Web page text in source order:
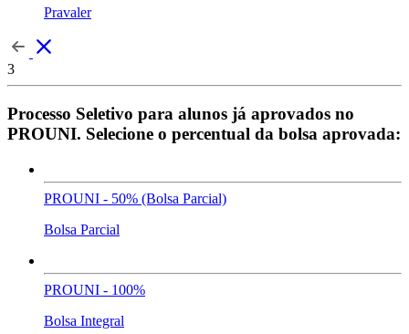
Pravaler
3
Processo Seletivo para alunos já aprovados no
PROUNI. Selecione o percentual da bolsa aprovada:
PROUNI - 50% (Bolsa Parcial)
Bolsa Parcial
PROUNI - 100%
Bolsa Integral